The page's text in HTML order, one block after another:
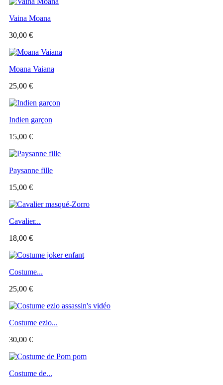
Vaina Moana
30,00 €
Moana Vaiana
25,00 €
Indien garçon
15,00 €
Paysanne fille
15,00 €
Cavalier...
18,00 €
Costume...
25,00 €
Costume ezio...
30,00 €
Costume de...